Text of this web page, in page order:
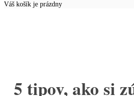
Váš košík je prázdny
5 tipov, ako si